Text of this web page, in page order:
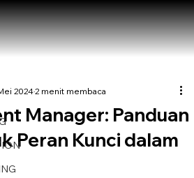
Manager: Panduan
Peran Kunci dalam
20242 menit membaca